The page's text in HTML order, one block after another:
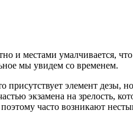
и местами умалчивается,
мы увидем со временем.
элемент
экзамена на зрелость,
часто возникают